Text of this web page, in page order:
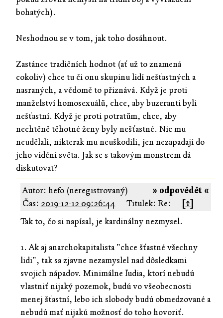
bohatých).
Neshodnou se v tom, jak toho dosáhnout.
Zastánce tradičních hodnot (ať už to znamená
cokoliv) chce tu či onu skupinu lidí nešťastných a
nasraných, a vědomě to přiznává. Když je proti
manželství homosexuálů, chce, aby buzeranti byli
nešťastní. Když je proti potratům, chce, aby
nechtěně těhotné ženy byly nešťastné. Nic mu
neudělali, nikterak mu neuškodili, jen nezapadají do
jeho vidění světa. Jak se s takovým monstrem dá
diskutovat?
» odpovědět «
Autor: hefo (neregistrovaný)
Čas: 2019-12-12 09:26:44 Titulek: Re:
[↑]
Tak to, čo si napísal, je kardinálny nezmysel.
1. Ak aj anarchokapitalista "chce šťastné všechny
lidi", tak sa zjavne nezamyslel nad dôsledkami
svojich nápadov. Minimálne ľudia, ktorí nebudú
vlastniť nijaký pozemok, budú vo všeobecnosti
menej šťastní, lebo ich slobody budú obmedzované a
nebudú mať nijakú možnosť do toho hovoriť.